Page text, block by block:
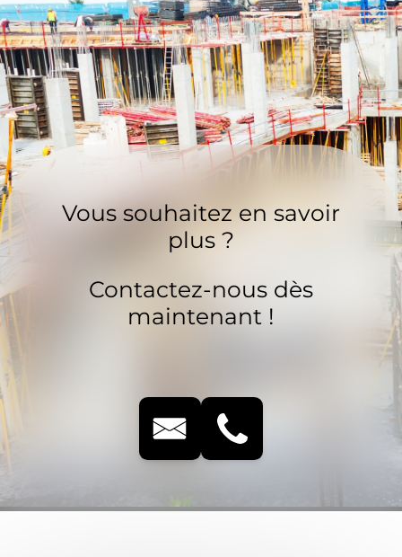
Vous souhaitez en savoir
plus ?
Contactez-nous dès
maintenant !